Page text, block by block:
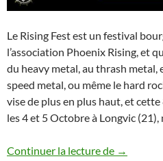
Le Rising Fest est un festival
l’association Phoenix Rising, et
du heavy metal, au thrash metal,
speed metal, ou même le hard
vise de plus en plus haut, et
les 4 et 5 Octobre à Longvic
Continuer la lecture de Affiche
→